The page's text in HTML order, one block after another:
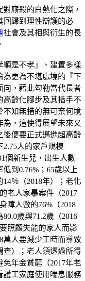
對廝殺的白熱化之際，
回歸到理性辯護的必
社會及其相與衍生的長
順是不孝』、建置多樣
為更為不堪處境的『下
向，藉此勾勒當代長者
高齡化腳步及其措手不
不知無措的無可奈何境
，這使得展望未來又
後便要正式邁進超高齡
人的家戶規模
個新生兒，出生人數
到0.76%；65歲以上
％（2018年）；老化
老人家暴案件（2017
障人數的76%（2018
歲與71.2歲（2016
照顧失能的家人而影
萬人要減少工時而導致
查）；老人須透過所得
年金貧窮（2017年老
護工家庭使用喘息服務